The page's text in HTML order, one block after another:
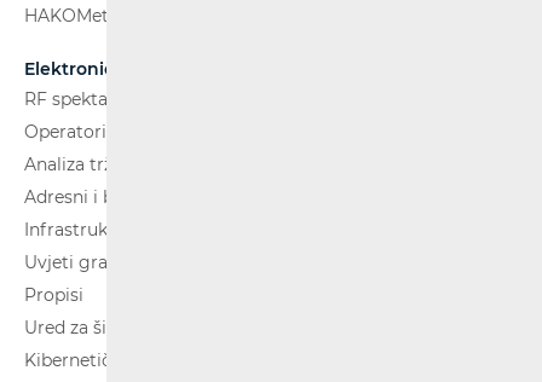
HAKOMetar
Elektroničke komunikacije
RF spektar
Operatori i usluge
Analiza tržišta
Adresni i brojevni prostor
Infrastruktura
Uvjeti gradnje
Propisi
Ured za širokopojasnost (BCO)
Kibernetička sigurnost